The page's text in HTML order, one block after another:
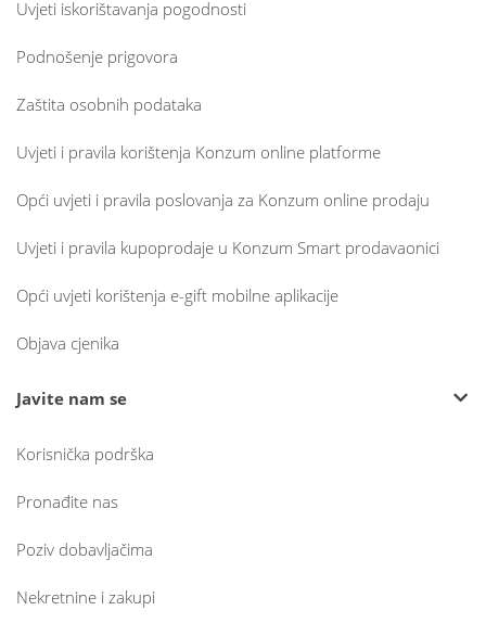
Uvjeti iskorištavanja pogodnosti
Podnošenje prigovora
Zaštita osobnih podataka
Uvjeti i pravila korištenja Konzum online platforme
Opći uvjeti i pravila poslovanja za Konzum online prodaju
Uvjeti i pravila kupoprodaje u Konzum Smart prodavaonici
Opći uvjeti korištenja e-gift mobilne aplikacije
Objava cjenika
Javite nam se
Korisnička podrška
Pronađite nas
Poziv dobavljačima
Nekretnine i zakupi